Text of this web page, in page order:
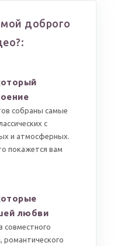
доброго
собраны самые
с
и атмосферных.
покажется вам
любви
совместного
романтического